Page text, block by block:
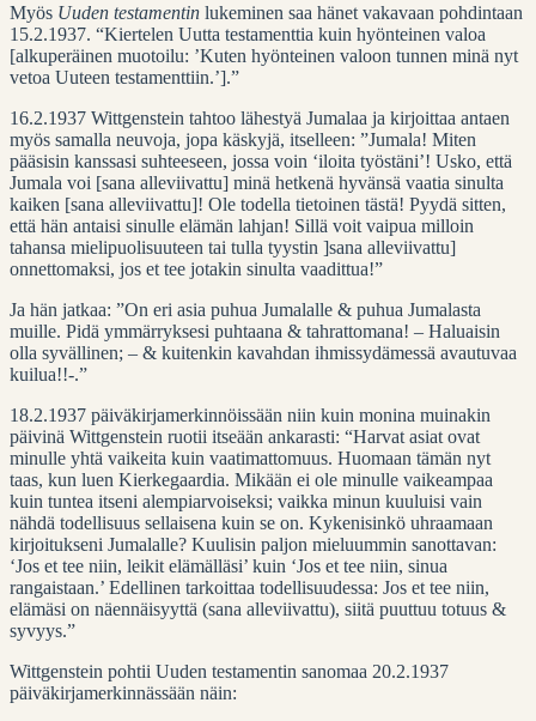
Myös Uuden testamentin lukeminen saa hänet vakavaan pohdintaan
15.2.1937. “Kiertelen Uutta testamenttia kuin hyönteinen valoa
[alkuperäinen muotoilu: ’Kuten hyönteinen valoon tunnen minä nyt
vetoa Uuteen testamenttiin.’].”
16.2.1937 Wittgenstein tahtoo lähestyä Jumalaa ja kirjoittaa antaen
myös samalla neuvoja, jopa käskyjä, itselleen: ”Jumala! Miten
pääsisin kanssasi suhteeseen, jossa voin ‘iloita työstäni’! Usko, että
Jumala voi [sana alleviivattu] minä hetkenä hyvänsä vaatia sinulta
kaiken [sana alleviivattu]! Ole todella tietoinen tästä! Pyydä sitten,
että hän antaisi sinulle elämän lahjan! Sillä voit vaipua milloin
tahansa mielipuolisuuteen tai tulla tyystin ]sana alleviivattu]
onnettomaksi, jos et tee jotakin sinulta vaadittua!”
Ja hän jatkaa: ”On eri asia puhua Jumalalle & puhua Jumalasta
muille. Pidä ymmärryksesi puhtaana & tahrattomana! – Haluaisin
olla syvällinen; – & kuitenkin kavahdan ihmissydämessä avautuvaa
kuilua!!-.”
18.2.1937 päiväkirjamerkinnöissään niin kuin monina muinakin
päivinä Wittgenstein ruotii itseään ankarasti: “Harvat asiat ovat
minulle yhtä vaikeita kuin vaatimattomuus. Huomaan tämän nyt
taas, kun luen Kierkegaardia. Mikään ei ole minulle vaikeampaa
kuin tuntea itseni alempiarvoiseksi; vaikka minun kuuluisi vain
nähdä todellisuus sellaisena kuin se on. Kykenisinkö uhraamaan
kirjoitukseni Jumalalle? Kuulisin paljon mieluummin sanottavan:
‘Jos et tee niin, leikit elämälläsi’ kuin ‘Jos et tee niin, sinua
rangaistaan.’ Edellinen tarkoittaa todellisuudessa: Jos et tee niin,
elämäsi on näennäisyyttä (sana alleviivattu), siitä puuttuu totuus &
syvyys.”
Wittgenstein pohtii Uuden testamentin sanomaa 20.2.1937
päiväkirjamerkinnässään näin: